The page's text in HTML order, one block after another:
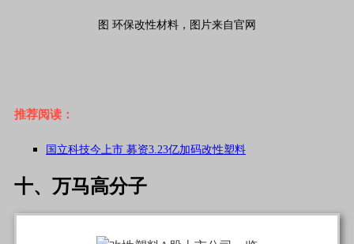
图 环保改性材料，图片来自官网
推荐阅读：
国立科技今上市 募资3.23亿加码改性塑料
十、万马高分子